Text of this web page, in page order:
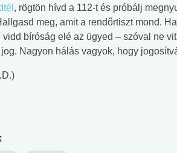
, rögtön hívd a 112-t és próbálj
meg, amit a rendőrtiszt mond.
bíróság elé az ügyed – szóval ne
Nagyon hálás vagyok, hogy